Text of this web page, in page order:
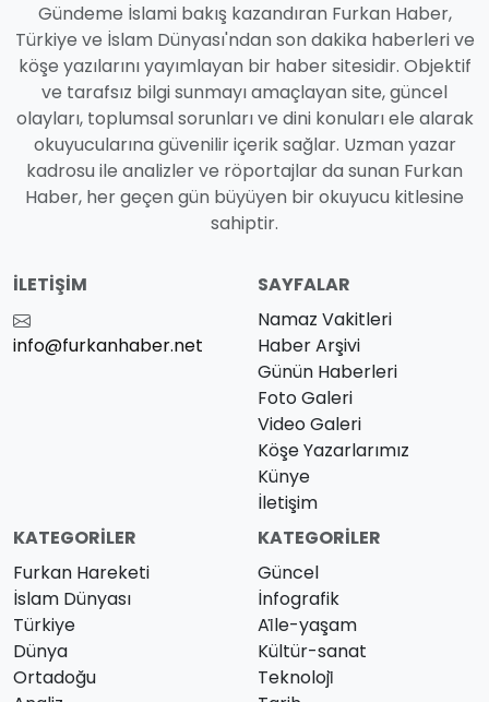
Gündeme İslami bakış kazandıran Furkan Haber,
Türkiye ve İslam Dünyası'ndan son dakika haberleri ve
köşe yazılarını yayımlayan bir haber sitesidir. Objektif
ve tarafsız bilgi sunmayı amaçlayan site, güncel
olayları, toplumsal sorunları ve dini konuları ele alarak
okuyucularına güvenilir içerik sağlar. Uzman yazar
kadrosu ile analizler ve röportajlar da sunan Furkan
Haber, her geçen gün büyüyen bir okuyucu kitlesine
sahiptir.
İLETIŞIM
info@furkanhaber.net
SAYFALAR
Namaz Vakitleri
Haber Arşivi
Günün Haberleri
Foto Galeri
Video Galeri
Köşe Yazarlarımız
Künye
İletişim
KATEGORILER
Furkan Hareketi
İslam Dünyası
Türkiye
Dünya
Ortadoğu
KATEGORILER
Güncel
İnfografik
Ai̇le-yaşam
Kültür-sanat
Teknoloji̇